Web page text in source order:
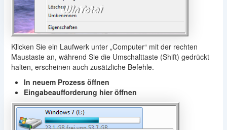
Klicken Sie ein Laufwerk unter „Computer“ mit der rechten
Maustaste an, während Sie die Umschalttaste (Shift) gedrückt
halten, erscheinen auch zusätzliche Befehle.
In neuem Prozess öffnen
Eingabeaufforderung hier öffnen